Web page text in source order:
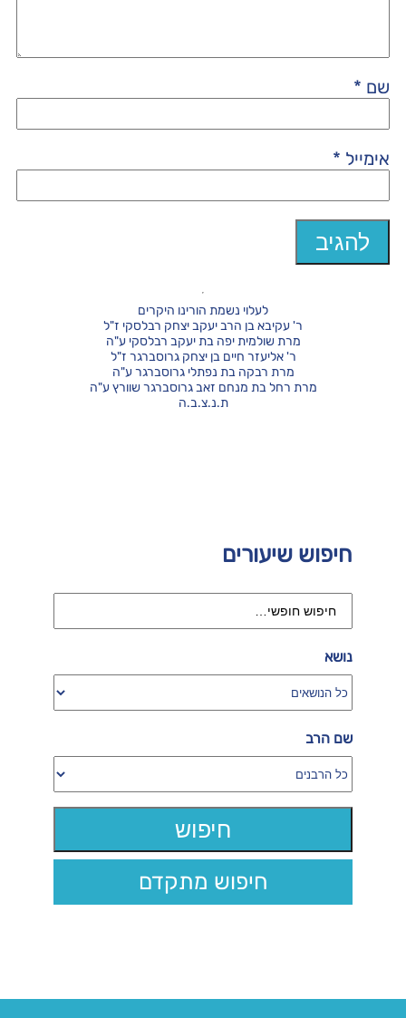
שם *
אימייל *
חיפוש שיעורים
נושא
שם הרב
חיפוש מתקדם
לעלוי נשמת הורינו היקרים
ר' עקיבא בן הרב יעקב יצחק רבלסקי ז"ל
מרת שולמית יפה בת יעקב רבלסקי ע"ה
ר' אליעזר חיים בן יצחק גרוסברגר ז"ל
מרת רבקה בת נפתלי גרוסברגר ע"ה
מרת רחל בת מנחם זאב גרוסברגר שוורץ ע"ה
ת.נ.צ.ב.ה